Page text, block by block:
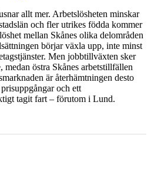
allt mer. Arbetslösheten minskar
och fler utrikes födda kommer
mellan Skånes olika delområden
börjar växla upp, inte minst
Men jobbtillväxten sker
medan östra Skånes arbetstillfällen
är återhämtningen desto
och ett
tagit fart – förutom i Lund.